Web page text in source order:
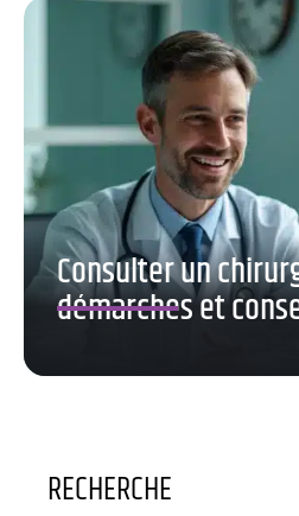
Consulter un
démarches et
RECHERCHE